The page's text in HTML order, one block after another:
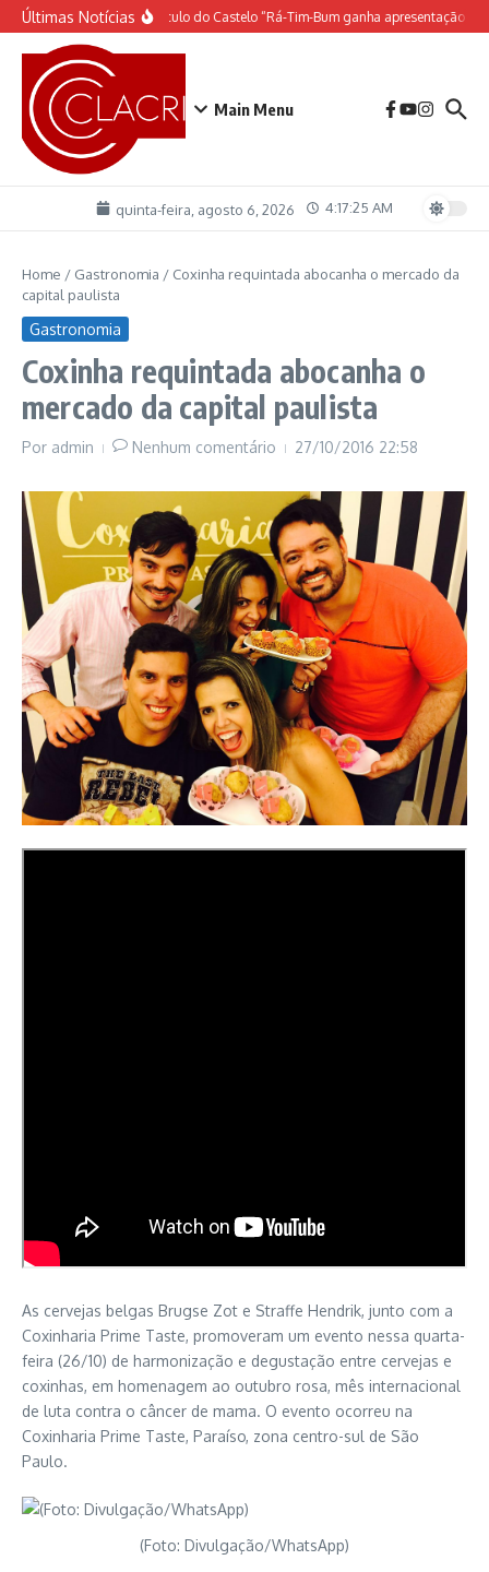
Ir para o conteúdo
Últimas NotíciasO espetáculo do Castelo “Rá-Tim-Bum ganha apresentação de
Main Menu
quinta-feira, agosto 6, 2026 4:17:26 AM
Home / Gastronomia / Coxinha requintada abocanha o mercado da
capital paulista
Gastronomia
Coxinha requintada abocanha o
mercado da capital paulista
Por admin Nenhum comentário 27/10/2016 22:58
As cervejas belgas Brugse Zot e Straffe Hendrik, junto com a
Coxinharia Prime Taste, promoveram um evento nessa quarta-
feira (26/10) de harmonização e degustação entre cervejas e
coxinhas, em homenagem ao outubro rosa, mês internacional
de luta contra o câncer de mama. O evento ocorreu na
Coxinharia Prime Taste, Paraíso, zona centro-sul de São
Paulo.
(Foto: Divulgação/WhatsApp)